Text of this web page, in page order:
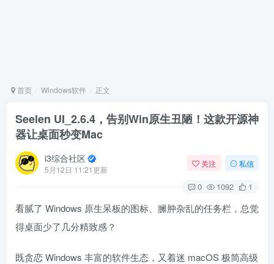
首页 Windows软件 正文
Seelen UI_2.6.4，告别Win原生丑陋！这款开源神
器让桌面秒变Mac
i3综合社区
5月12日 11:21更新
关注 私信
0 1092 1
看腻了 Windows 原生呆板的图标、臃肿杂乱的任务栏，总觉
得桌面少了几分精致感？
既贪恋 Windows 丰富的软件生态，又着迷 macOS 极简高级